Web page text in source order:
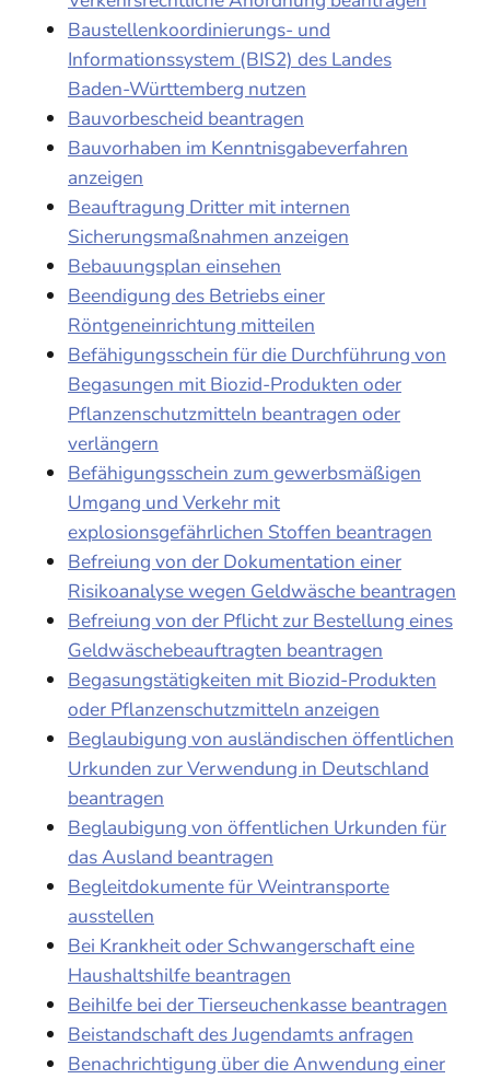
Baustellenkoordinierungs- und
Informationssystem (BIS2) des Landes
Baden-Württemberg nutzen
Bauvorbescheid beantragen
Bauvorhaben im Kenntnisgabeverfahren
anzeigen
Beauftragung Dritter mit internen
Sicherungsmaßnahmen anzeigen
Bebauungsplan einsehen
Beendigung des Betriebs einer
Röntgeneinrichtung mitteilen
Befähigungsschein für die Durchführung von
Begasungen mit Biozid-Produkten oder
Pflanzenschutzmitteln beantragen oder
verlängern
Befähigungsschein zum gewerbsmäßigen
Umgang und Verkehr mit
explosionsgefährlichen Stoffen beantragen
Befreiung von der Dokumentation einer
Risikoanalyse wegen Geldwäsche beantragen
Befreiung von der Pflicht zur Bestellung eines
Geldwäschebeauftragten beantragen
Begasungstätigkeiten mit Biozid-Produkten
oder Pflanzenschutzmitteln anzeigen
Beglaubigung von ausländischen öffentlichen
Urkunden zur Verwendung in Deutschland
beantragen
Beglaubigung von öffentlichen Urkunden für
das Ausland beantragen
Begleitdokumente für Weintransporte
ausstellen
Bei Krankheit oder Schwangerschaft eine
Haushaltshilfe beantragen
Beihilfe bei der Tierseuchenkasse beantragen
Beistandschaft des Jugendamts anfragen
Benachrichtigung über die Anwendung einer